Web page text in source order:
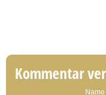
Kommentar
Name